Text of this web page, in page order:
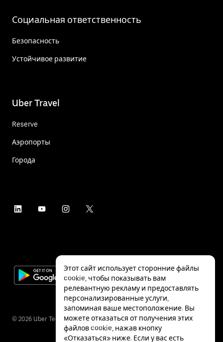
Социальная ответственность
Безопасность
Устойчивое развитие
Uber Travel
Reserve
Аэропорты
Города
© 2026 Uber Technologies Inc.
Этот сайт использует сторонние файлы
cookie, чтобы показывать вам
релевантную рекламу и предоставлять
персонализированные услуги,
запоминая ваше местоположение. Вы
можете отказаться от получения этих
файлов cookie, нажав кнопку
«Отказаться» ниже. Если у вас есть